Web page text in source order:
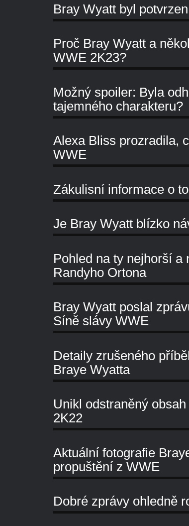
Bray Wyatt byl
Proč Bray Wyatt a
WWE 2K23?
Možný spoiler: Byla
tajemného charakteru?
Alexa Bliss prozradila,
WWE
Zákulisní informace o
Je Bray Wyatt blízko
Pohled na ty nejhorší
Randyho Ortona
Bray Wyatt poslal
Síně slávy WWE
Detaily zrušeného
Braye Wyatta
Unikl odstraněný
2K22
Aktuální fotografie
propuštění z WWE
Dobré zprávy ohledně